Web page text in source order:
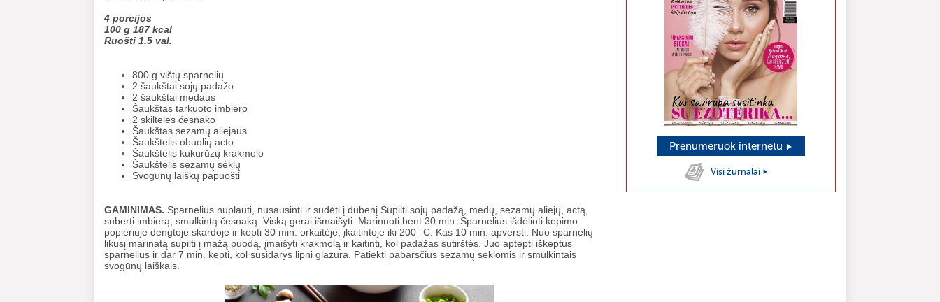
4 porcijos
100 g 187 kcal
Ruošti 1,5 val.
800 g vištų sparnelių
2 šaukštai sojų padažo
2 šaukštai medaus
Šaukštas tarkuoto imbiero
2 skiltelės česnako
Šaukštas sezamų aliejaus
Šaukštelis obuolių acto
Šaukštelis kukurūzų krakmolo
Šaukštelis sezamų sėklų
Svogūnų laiškų papuošti
GAMINIMAS. Sparnelius nuplauti, nusausinti ir sudėti į dubenį.Supilti sojų padažą, medų, sezamų aliejų, actą,
suberti imbierą, smulkintą česnaką. Viską gerai išmaišyti. Marinuoti bent 30 min. Sparnelius išdėlioti kepimo
popieriuje dengtoje skardoje ir kepti 30 min. orkaitėje, įkaitintoje iki 200 °C. Kas 10 min. apversti. Nuo sparnelių
likusį marinatą supilti į mažą puodą, įmaišyti krakmolą ir kaitinti, kol padažas sutirštės. Juo aptepti iškeptus
sparnelius ir dar 7 min. kepti, kol susidarys lipni glazūra. Patiekti pabarsčius sezamų sėklomis ir smulkintais
svogūnų laiškais.
Prenumeruok internetu
Visi žurnalai